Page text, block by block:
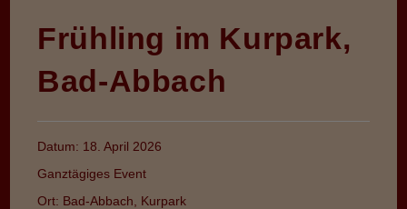
Frühling im Kurpark,
Bad-Abbach
Datum: 18. April 2026
Ganztägiges Event
Ort: Bad-Abbach, Kurpark